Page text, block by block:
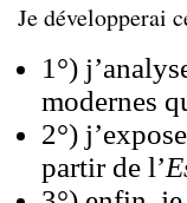
Je développerai
1°)
modernes
2°)
partir de l’